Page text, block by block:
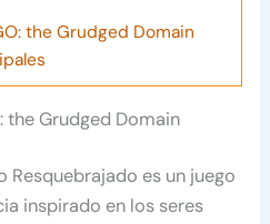
the Grudged Domain
the Grudged Domain
Resquebrajado es un juego
inspirado en los seres